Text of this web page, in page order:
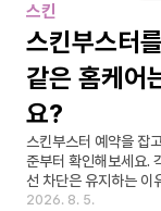
스킨
스킨부스터
같은 홈케어
요?
스킨부스터 예약을 잡
준부터 확인해보세요.
선 차단은 유지하는 이
2026. 8. 5.